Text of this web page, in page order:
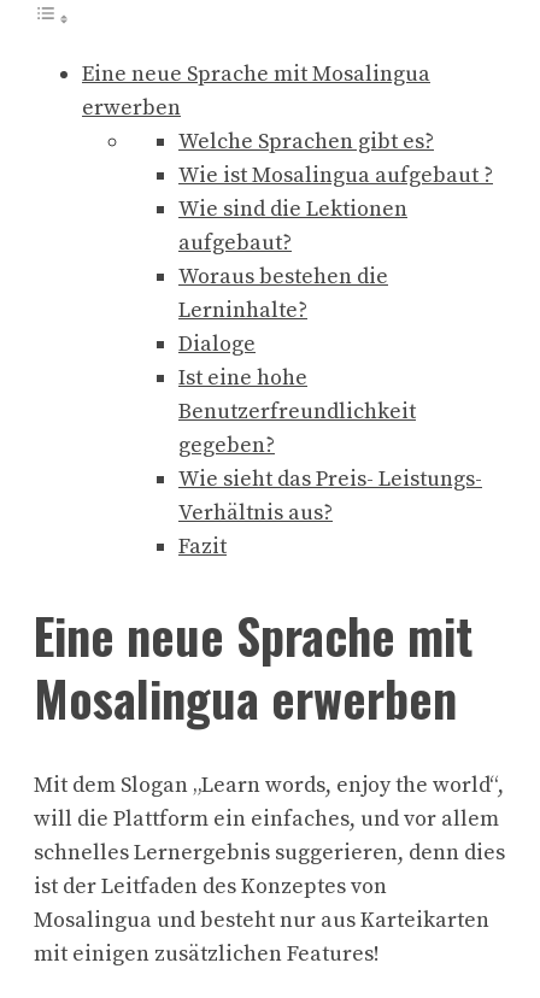
Eine neue Sprache mit Mosalingua
erwerben
Welche Sprachen gibt es?
Wie ist Mosalingua aufgebaut ?
Wie sind die Lektionen
aufgebaut?
Woraus bestehen die
Lerninhalte?
Dialoge
Ist eine hohe
Benutzerfreundlichkeit
gegeben?
Wie sieht das Preis- Leistungs-
Verhältnis aus?
Fazit
Eine neue Sprache mit
Mosalingua erwerben
Mit dem Slogan „Learn words, enjoy the world“,
will die Plattform ein einfaches, und vor allem
schnelles Lernergebnis suggerieren, denn dies
ist der Leitfaden des Konzeptes von
Mosalingua und besteht nur aus Karteikarten
mit einigen zusätzlichen Features!